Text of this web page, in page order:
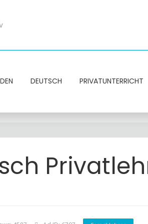
DEUTSCH PRIVATUNTERRICHT